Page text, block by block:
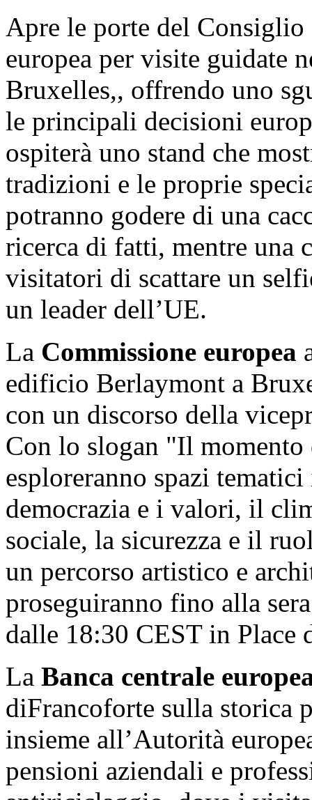
Apre le porte del
europea per visite guidate
Bruxelles,, offrendo uno
le principali decisioni
ospiterà uno stand che
tradizioni e le proprie
potranno godere di una
ricerca di fatti, mentre una
visitatori di scattare un
un leader dell’UE.
La Commissione europea
edificio Berlaymont a
con un discorso della
Con lo slogan "Il
esploreranno spazi
democrazia e i valori, il
sociale, la sicurezza e il
un percorso artistico e
proseguiranno fino alla
dalle 18:30 CEST in Place
La Banca centrale
diFrancoforte sulla storica
insieme all’Autorità
pensioni aziendali e